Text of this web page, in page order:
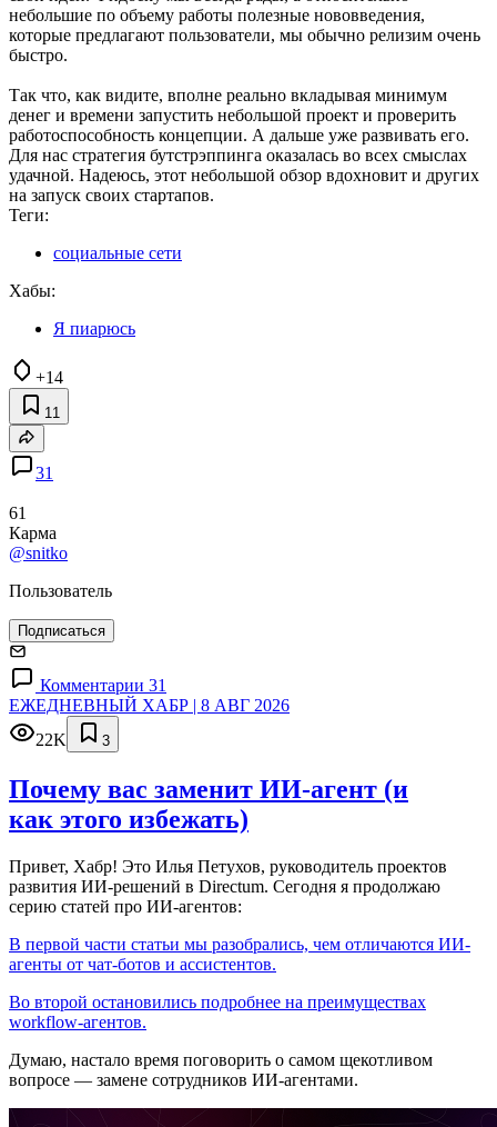
небольшие по объему работы полезные нововведения,
которые предлагают пользователи, мы обычно релизим очень
быстро.
Так что, как видите, вполне реально вкладывая минимум
денег и времени запустить небольшой проект и проверить
работоспособность концепции. А дальше уже развивать его.
Для нас стратегия бутстрэппинга оказалась во всех смыслах
удачной. Надеюсь, этот небольшой обзор вдохновит и других
на запуск своих стартапов.
Теги:
социальные сети
Хабы:
Я пиарюсь
+14
11
31
61
Карма
@snitko
Пользователь
Подписаться
Комментарии 31
ЕЖЕДНЕВНЫЙ ХАБР | 8 АВГ 2026
22K
3
Почему вас заменит ИИ‑агент (и
как этого избежать)
Привет, Хабр! Это Илья Петухов, руководитель проектов
развития ИИ-решений в Directum. Сегодня я продолжаю
серию статей про ИИ-агентов:
В первой части статьи мы разобрались, чем отличаются ИИ-
агенты от чат-ботов и ассистентов.
Во второй остановились подробнее на преимуществах
workflow-агентов.
Думаю, настало время поговорить о самом щекотливом
вопросе — замене сотрудников ИИ-агентами.